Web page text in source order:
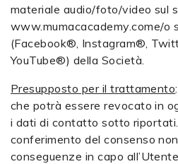
materiale audio/foto/video sul
www.mumacacademy.come/o
(Facebook®, Instagram®,
YouTube®) della Società.
Presupposto per il trattamento
che potrà essere revocato in
i dati di contatto sotto
conferimento del consenso
conseguenze in capo all’Utente.